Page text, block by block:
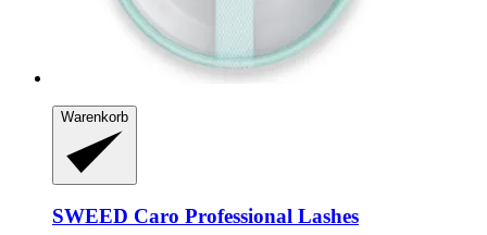
Warenkorb
SWEED Caro Professional Lashes